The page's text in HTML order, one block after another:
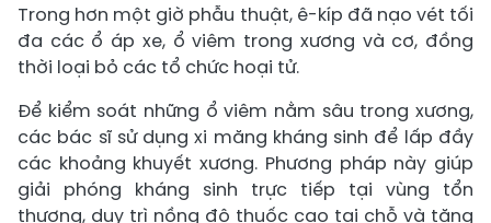
Trong hơn một giờ phẫu thuật, ê-kíp đã nạo vét tối
đa các ổ áp xe, ổ viêm trong xương và cơ, đồng
thời loại bỏ các tổ chức hoại tử.
Để kiểm soát những ổ viêm nằm sâu trong xương,
các bác sĩ sử dụng xi măng kháng sinh để lấp đầy
các khoảng khuyết xương. Phương pháp này giúp
giải phóng kháng sinh trực tiếp tại vùng tổn
thương, duy trì nồng độ thuốc cao tại chỗ và tăng